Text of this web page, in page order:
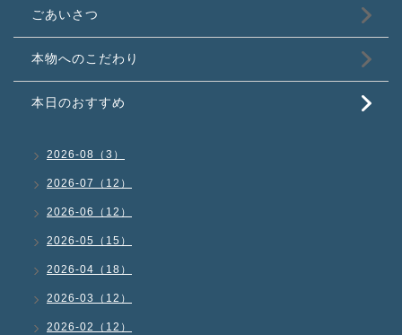
ごあいさつ
本物へのこだわり
本日のおすすめ
2026-08（3）
2026-07（12）
2026-06（12）
2026-05（15）
2026-04（18）
2026-03（12）
2026-02（12）